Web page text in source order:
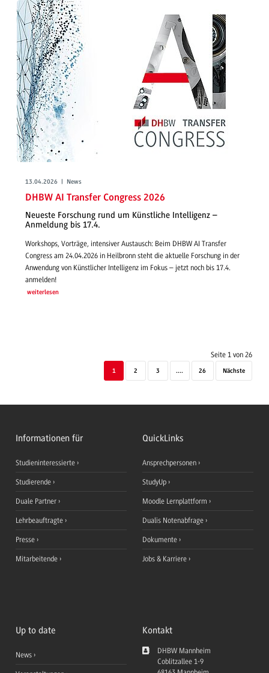
13.04.2026 | News
DHBW AI Transfer Congress 2026
Neueste Forschung rund um Künstliche Intelligenz –
Anmeldung bis 17.4.
Workshops, Vorträge, intensiver Austausch: Beim DHBW AI Transfer
Congress am 24.04.2026 in Heilbronn steht die aktuelle Forschung in der
Anwendung von Künstlicher Intelligenz im Fokus – jetzt noch bis 17.4.
anmelden!
weiterlesen
Seite 1 von 26
1 2 3 .... 26 Nächste
Informationen für
Studieninteressierte
Studierende
Duale Partner
Lehrbeauftragte
Presse
Mitarbeitende
QuickLinks
Ansprechpersonen
StudyUp
Moodle Lernplattform
Dualis Notenabfrage
Dokumente
Jobs & Karriere
Up to date
News
Kontakt
DHBW Mannheim
Coblitzallee 1-9